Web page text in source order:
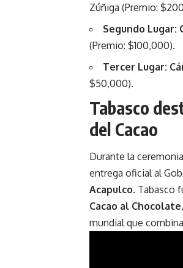
Zúñiga (Premio:
Segundo Lugar:
(Premio: $100,000).
Tercer Lugar:
$50,000).
Tabasco
del Cacao
Durante la
entrega oficial al
Acapulco. Tabasco
Cacao al Chocolate
mundial que